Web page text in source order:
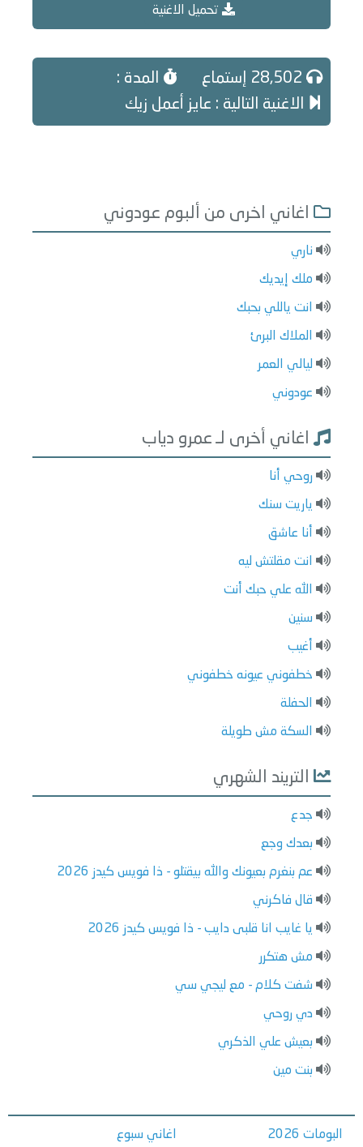
تحميل الاغنية
المدة :
الاغنية التالية : عايز أعمل زيك
اغاني اخرى من ألبوم عودوني
ناري
ملك إيديك
انت ياللي بحبك
الملاك البرئ
ليالي العمر
عودوني
اغاني أخرى لـ عمرو دياب
روحي أنا
ياريت سنك
أنا عاشق
انت مقلتش ليه
الله علي حبك أنت
سنين
أغيب
خطفوني عيونه خطفوني
الحفلة
السكة مش طويلة
التريند الشهري
جدع
بعدك وجع
عم بنغرم بعيونك والله بيقتلو - ذا فويس كيدز 2026
قال فاكرني
يا غايب انا قلبى دايب - ذا فويس كيدز 2026
مش هتكرر
شفت كلام - مع ليجي سي
دي روحي
بعيش علي الذكري
بنت مين
البومات 2026 اغاني سبوع